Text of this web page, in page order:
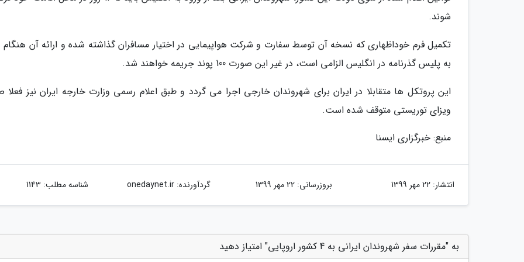
شوند.
تکمیل فرم خوداظهاری که نسخه آن توسط سفارت و شرکت هواپیمایی در اختیار مسافران گذاشته شده و ارائه آن هنگام
به پلیس گذرنامه در انگلیس الزامی است، در غیر این صورت 100 پوند جریمه خواهند شد.
این پروتکل ها متقابلا در ایران برای شهروندان خارجی اجرا می گردد و طبق اعلام رسمی وزارت خارجه ایران نیز فعلا
ویزای توریستی متوقف شده است.
منبع: خبرگزاری ایسنا
انتشار: 22 مهر 1399 بروزرسانی: 22 مهر 1399 گردآورنده:onedaynet.ir شناسه مطلب: 1143
به "مقررات سفر شهروندان ایرانی به 4 کشور اروپایی" امتیاز دهید